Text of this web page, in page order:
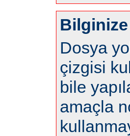
Bilginize
Dosya
çizgisi
bile
amaçla